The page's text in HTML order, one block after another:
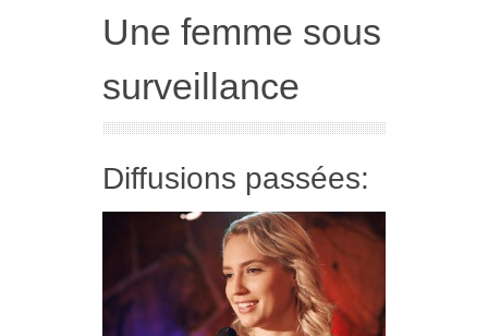
Une femme sous
surveillance
Diffusions passées: